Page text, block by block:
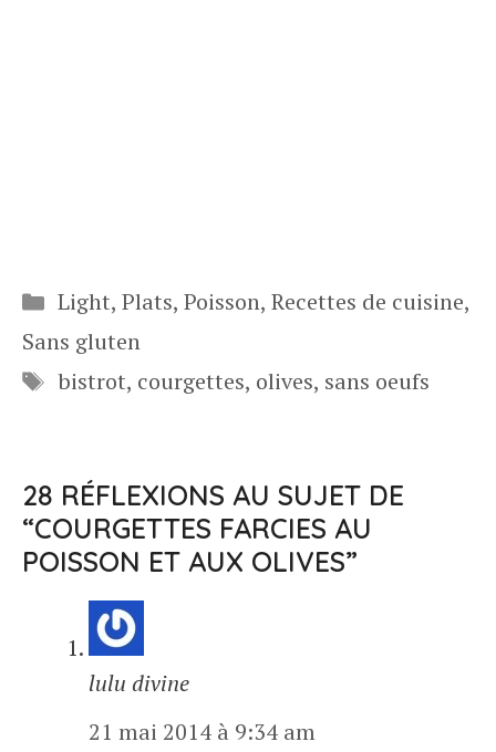
Catégories
Light, Plats, Poisson, Recettes de cuisine,
Sans gluten
Étiquettes
bistrot, courgettes, olives, sans oeufs
28 RÉFLEXIONS AU SUJET DE
“COURGETTES FARCIES AU
POISSON ET AUX OLIVES”
lulu divine
21 mai 2014 à 9:34 am